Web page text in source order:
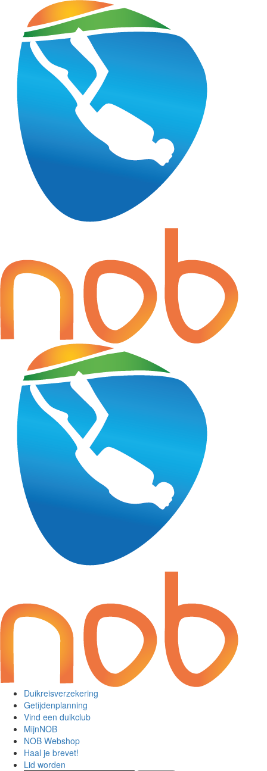
Duikreisverzekering
Getijdenplanning
Vind een duikclub
MijnNOB
NOB Webshop
Haal je brevet!
Lid worden